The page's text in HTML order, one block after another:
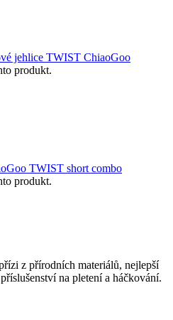
jehlice TWIST ChiaoGoo
TWIST short combo
z přírodních materiálů, nejlepší
na pletení a háčkování.